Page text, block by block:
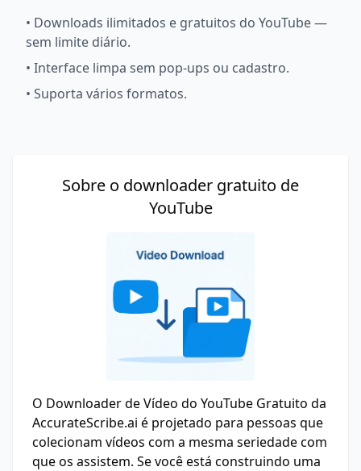
• Downloads ilimitados e gratuitos do YouTube —
sem limite diário.
• Interface limpa sem pop-ups ou cadastro.
• Suporta vários formatos.
Sobre o downloader gratuito de
YouTube
O Downloader de Vídeo do YouTube Gratuito da
AccurateScribe.ai é projetado para pessoas que
colecionam vídeos com a mesma seriedade com
que os assistem. Se você está construindo uma